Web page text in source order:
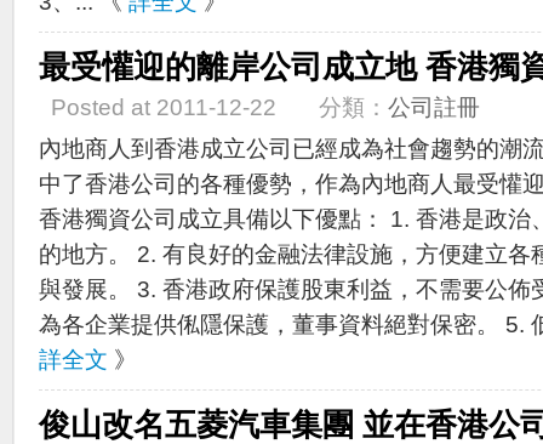
最受懽迎的離岸公司成立地 香港獨
Posted at 2011-12-22 分類： 公司註冊
內地商人到香港成立公司已經成為社會趨勢的潮
中了香港公司的各種優勢，作為內地商人最受懽
香港獨資公司成立具備以下優點： 1. 香港是政治
的地方。 2. 有良好的金融法律設施，方便建立各
與發展。 3. 香港政府保護股東利益，不需要
為各企業提供俬隱保護，董事資料絕對保密。 5.
詳全文 》
俊山改名五菱汽車集團 並在香港公